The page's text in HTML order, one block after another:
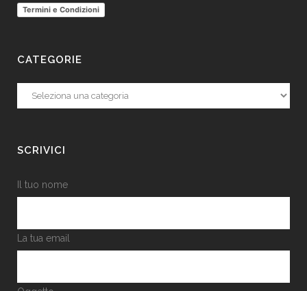
Termini e Condizioni
CATEGORIE
Categorie
SCRIVICI
Il tuo nome
La tua email